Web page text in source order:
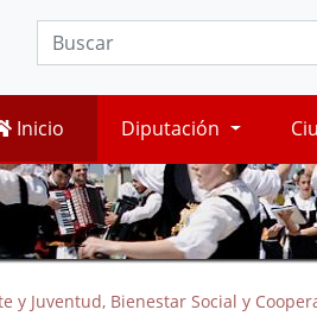
Inicio Diputación
y Juventud, Bienestar Social y